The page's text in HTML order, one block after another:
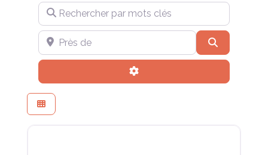
Rechercher par mots clés
Près de
Advanced Filters